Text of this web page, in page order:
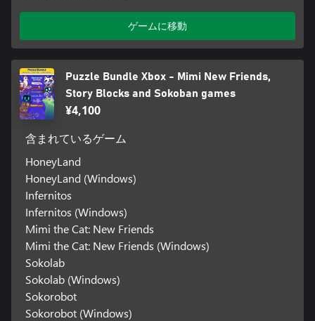
ゲームに移動
Puzzle Bundle Xbox - Mimi New Friends,
Story Blocks and Sokoban games
¥4,100
含まれているゲーム
HoneyLand
HoneyLand (Windows)
Infernitos
Infernitos (Windows)
Mimi the Cat: New Friends
Mimi the Cat: New Friends (Windows)
Sokolab
Sokolab (Windows)
Sokorobot
Sokorobot (Windows)